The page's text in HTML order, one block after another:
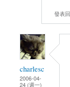
發表
charlesc
2006-04-
24 (週一)